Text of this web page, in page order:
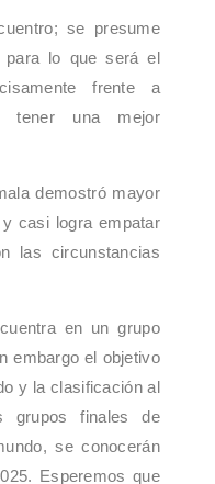
se presume
para lo que será el
frente a
una mejor
demostró mayor
casi logra empatar
las circunstancias
en un grupo
embargo el objetivo
y la clasificación al
grupos finales de
se conocerán
Esperemos que